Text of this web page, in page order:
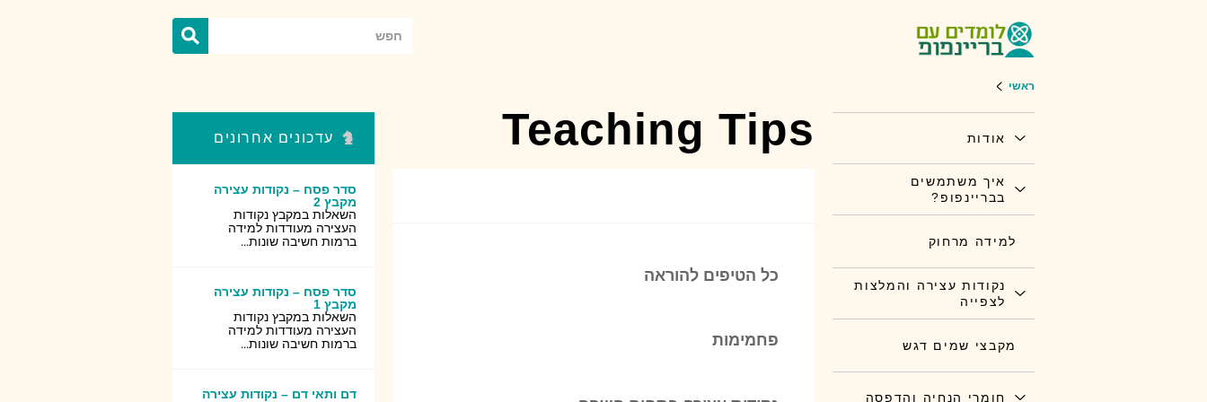
ראשי
Teaching Tips
כל הטיפים להוראה
פחמימות
עדכונים אחרונים
סדר פסח – נקודות עצירה
מקבץ 2
השאלות במקבץ נקודות
העצירה מעודדות למידה
ברמות חשיבה שונות...
סדר פסח – נקודות עצירה
מקבץ 1
השאלות במקבץ נקודות
העצירה מעודדות למידה
ברמות חשיבה שונות...
דם ותאי דם – נקודות עצירה
אודות
איך משתמשים
בבריינפופ?
למידה מרחוק
נקודות עצירה והמלצות
לצפייה
מקבצי שמים דגש
חומרי הנחיה והדפסה